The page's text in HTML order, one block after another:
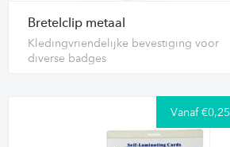
Bretelclip metaal
Kledingvriendelijke bevestiging voor
diverse badges
Vanaf €0,25